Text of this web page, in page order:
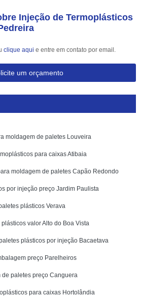
Injeção de Termoplásticos
clique aqui e entre em contato por email.
um orçamento
moldagem de paletes Louveira
para caixas Atibaia
moldagem de paletes Capão Redondo
por injeção preço Jardim Paulista
plásticos Verava
valor Alto do Boa Vista
plásticos por injeção Bacaetava
preço Parelheiros
paletes preço Canguera
para caixas Hortolândia